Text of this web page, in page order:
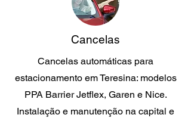
Cancelas
Cancelas automáticas para
estacionamento em Teresina: modelos
PPA Barrier Jetflex, Garen e Nice.
Instalação e manutenção na capital e